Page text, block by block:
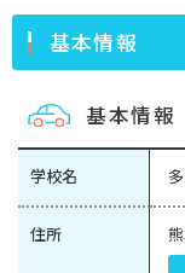
基本情報
基本情報
学校名
住所